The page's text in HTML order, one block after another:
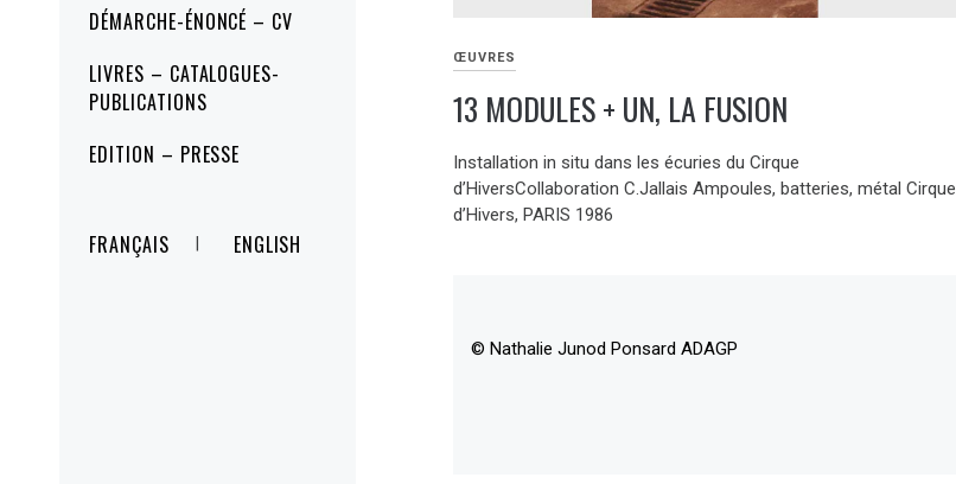
DÉMARCHE-ÉNONCÉ – CV
LIVRES – CATALOGUES-
PUBLICATIONS
EDITION – PRESSE
FRANÇAIS ENGLISH
ŒUVRES
13 MODULES + UN, LA FUSION
Installation in situ dans les écuries du Cirque
d’HiversCollaboration C.Jallais Ampoules, batteries, métal Cirque
d’Hivers, PARIS 1986
© Nathalie Junod Ponsard ADAGP